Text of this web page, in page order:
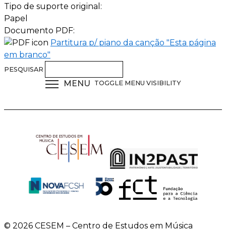
Tipo de suporte original:
Papel
Documento PDF:
Partitura p/ piano da canção "Esta página
em branco"
PESQUISAR
MENU TOGGLE MENU VISIBILITY
© 2026 CESEM – Centro de Estudos em Música